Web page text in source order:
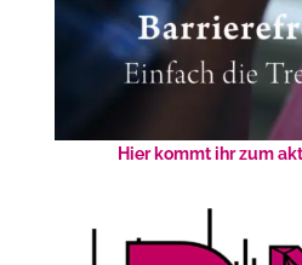
Hier kommt ihr zum